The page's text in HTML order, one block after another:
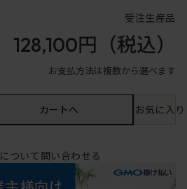
受注生産品
128,100円 （税込）
お支払方法は複数から選べます
カートへ お気に入
ついて問い合わせる